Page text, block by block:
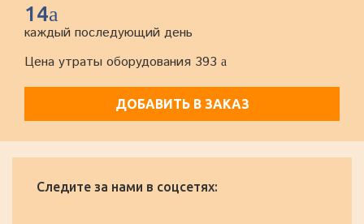
14a
каждый последующий день
Цена утраты оборудования 393 a
ДОБАВИТЬ В ЗАКАЗ
Следите за нами в соцсетях: